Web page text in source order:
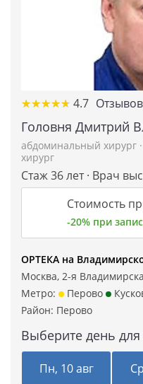
★★★★★
★★★★★ 4.7
Головня Дмитрий
абдоминальный хирург ·
хирург
Стаж 36 лет · Врач
Стоимость
-20% при
ОРТЕКА на
Москва, 2-я
Метро:
Перово
Район: Перово
Выберите день для
Пн, 10 авг